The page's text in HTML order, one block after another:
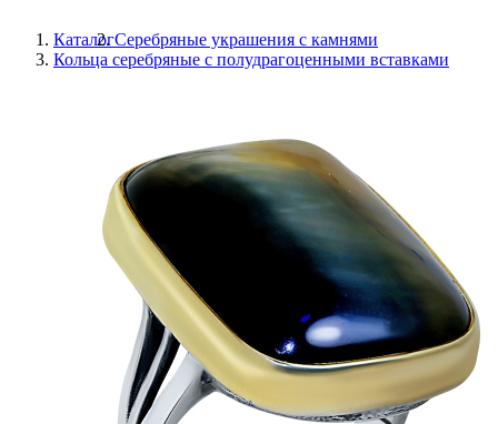
КаталогСеребряные украшения с камнями
Кольца серебряные с полудрагоценными вставками